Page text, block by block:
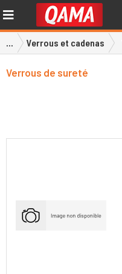
... Verrous et cadenas
Verrous de sureté